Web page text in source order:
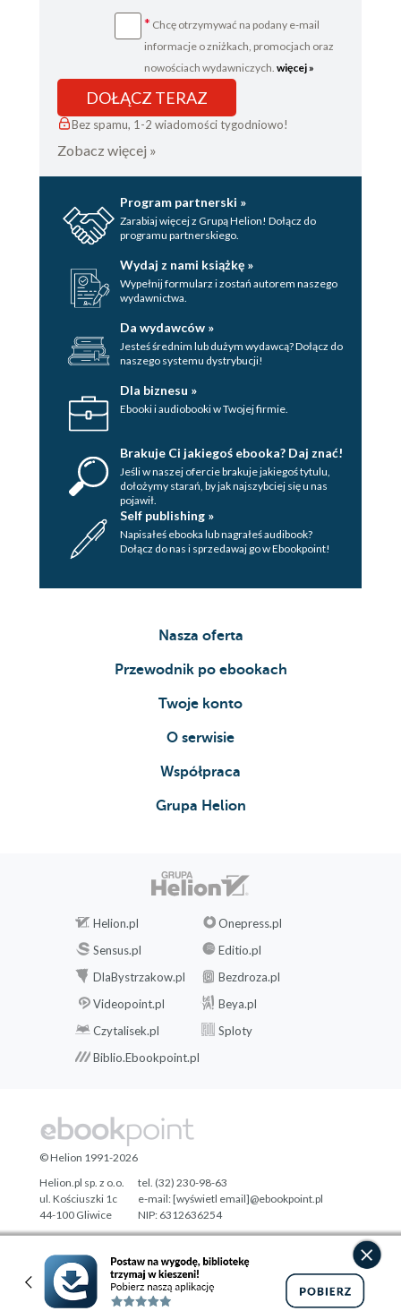
* Chcę otrzymywać na podany e-mail
informacje o zniżkach, promocjach oraz
nowościach wydawniczych. więcej »
DOŁĄCZ TERAZ
Bez spamu, 1-2 wiadomości tygodniowo!
Zobacz więcej »
Program partnerski »
Zarabiaj więcej z Grupą Helion! Dołącz do
programu partnerskiego.
Wydaj z nami książkę »
Wypełnij formularz i zostań autorem naszego
wydawnictwa.
Da wydawców »
Jesteś średnim lub dużym wydawcą? Dołącz do
naszego systemu dystrybucji!
Dla biznesu »
Ebooki i audiobooki w Twojej firmie.
Brakuje Ci jakiegoś ebooka? Daj znać!
Jeśli w naszej ofercie brakuje jakiegoś tytulu,
dołożymy starań, by jak najszybciej się u nas
pojawił.
Self publishing »
Napisałeś ebooka lub nagrałeś audibook?
Dołącz do nas i sprzedawaj go w Ebookpoint!
Nasza oferta
Przewodnik po ebookach
Twoje konto
O serwisie
Współpraca
Grupa Helion
Helion.pl
Onepress.pl
Sensus.pl
Editio.pl
DlaBystrzakow.pl
Bezdroza.pl
Videopoint.pl
Beya.pl
Czytalisek.pl
Sploty
Biblio.Ebookpoint.pl
Designed with ♥ byTonik.pl
© Helion 1991-2026
Helion.pl sp. z o.o.
ul. Kościuszki 1c
44-100 Gliwice
tel. (32) 230-98-63
e-mail:[wyświetl email]@ebookpoint.pl
NIP: 6312636254
Regon: 241989027
Pełna wersja strony »